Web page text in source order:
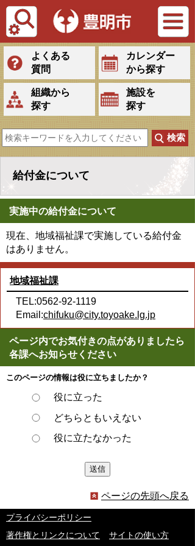
Tiếng Việt
よくある
質問
カレンダー
から探す
組織から
探す
施設を
探す
給付金について
実施中の給付金について
現在、地域福祉課で実施している給付金
はありません。
地域福祉課
TEL:0562-92-1119
Email:chifuku@city.toyoake.lg.jp
ページ内でお気付きの点がありましたら
各課へお知らせください
このページの情報は役に立ちましたか？
役に立った
どちらともいえない
役に立たなかった
ページの先頭へ戻る
プライバシーポリシー
著作権とリンクについて
サイトの使い方